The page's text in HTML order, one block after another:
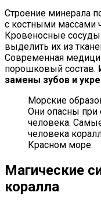
Строение минерала
с костными массами
Кровеносные
выделить их из
Современная
порошковый состав.
замены зубов и
Морские
Они опасны при
человека.
человека
Красном море.
Магические
коралла